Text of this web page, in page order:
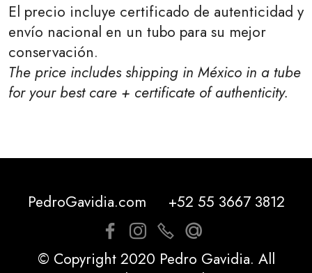
El precio incluye certificado de autenticidad y
envío nacional en un tubo para su mejor
conservación.
The price includes shipping in México in a tube
for your best care + certificate of authenticity.
PedroGavidia.com +52 55 3667 3812
© Copyright 2020 Pedro Gavidia. All